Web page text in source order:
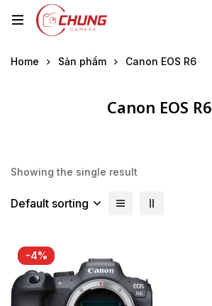
Home Sản phẩm Canon EOS R6
Canon EOS R6
Showing the single result
Default sorting
-4%